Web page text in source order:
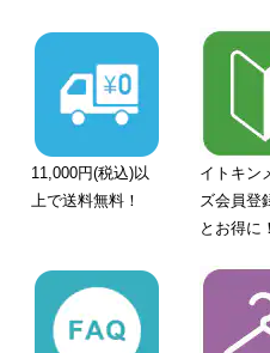
11,000円(税込)以
上で送料無料！
イトキン
ズ会員登
とお得に！